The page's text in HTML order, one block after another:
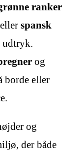
ranker
eller spansk
udtryk.
og
borde eller
og
der både